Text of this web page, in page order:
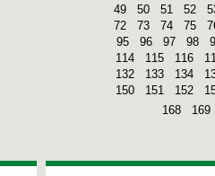
49
50 51 52
72
73 74 75
95
96 97 98
114
115 116
132
133 134
150
151 152
168
169